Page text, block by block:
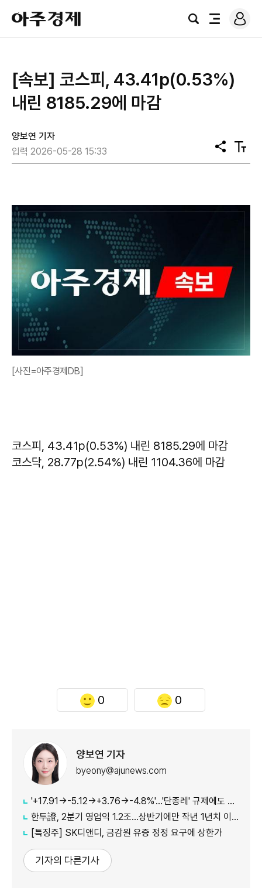
아
주
경
검
전
로
그
[속보] ​​​​​​​코스피, 43.41p(0.53%)
내린 8185.29에 마감
양보연 기자
입력 2026-05-28 15:33
공
유
텍
스
[사진=아주경제DB]
코스피, 43.41p(0.53%) 내린 8185.29에 마감
코스닥, 28.77p(2.54%) 내린 1104.36에 마감
0 0
양보연 기자
byeony@ajunews.com
'+17.91→-5.12→+3.76→-4.8%'…'단종레' 규제에도 여전히 롤러코스터 타는 코스피
한투證, 2분기 영업익 1.2조…상반기에만 작년 1년치 이익만큼 벌었다
[특징주] SK디앤디, 금감원 유증 정정 요구에 상한가
기자의 다른기사